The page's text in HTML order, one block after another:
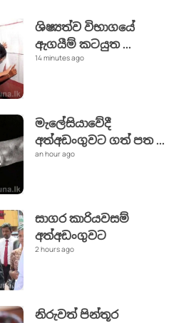
ශිෂ්‍යත්ව විභාගයේ
ඇගයීම් කටයුත...
14 minutes ago
මැලේසියාවේදී
අත්අඩංගුවට ගත් පත...
an hour ago
සාගර කාරියවසම්
අත්අඩංගුවට
2 hours ago
නිරුවත් පින්තූර